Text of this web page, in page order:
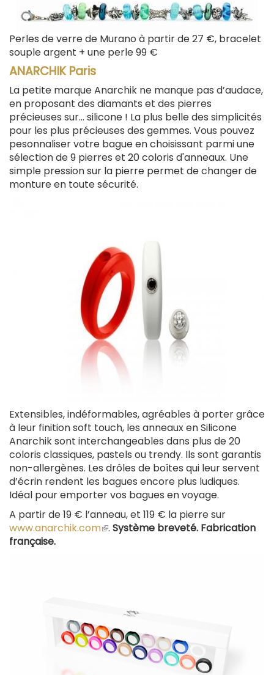
Perles de verre de Murano à partir de 27 €, bracelet
souple argent + une perle 99 €
ANARCHIK Paris
La petite marque Anarchik ne manque pas d’audace,
en proposant des diamants et des pierres
précieuses sur… silicone ! La plus belle des simplicités
pour les plus précieuses des gemmes. Vous pouvez
pesonnaliser votre bague en choisissant parmi une
sélection de 9 pierres et 20 coloris d'anneaux. Une
simple pression sur la pierre permet de changer de
monture en toute sécurité.
Extensibles, indéformables, agréables à porter grâce
à leur finition soft touch, les anneaux en Silicone
Anarchik sont interchangeables dans plus de 20
coloris classiques, pastels ou trendy. Ils sont garantis
non-allergènes. Les drôles de boîtes qui leur servent
d’écrin rendent les bagues encore plus ludiques.
Idéal pour emporter vos bagues en voyage.
A partir de 19 € l’anneau, et 119 € la pierre sur
www.anarchik.com(le
. Système breveté. Fabrication
française.